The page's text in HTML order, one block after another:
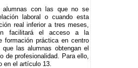
con las que no se
laboral o cuando esta
real inferior a tres meses,
facilitará el acceso a la
formación práctica en centro
las alumnas obtengan el
de profesionalidad. Para ello,
en el artículo 13.